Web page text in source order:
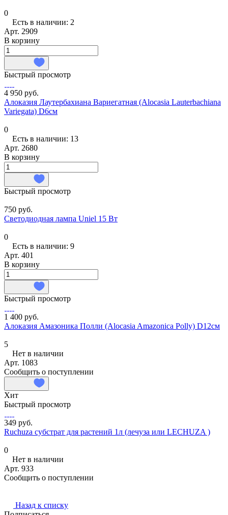
0
Есть в наличии: 2
Арт. 2909
В корзину
Быстрый просмотр
4 950 руб.
Алоказия Лаутербахиана Вариегатная (Alocasia Lauterbachiana
Variegata) D6см
0
Есть в наличии: 13
Арт. 2680
В корзину
Быстрый просмотр
750 руб.
Светодиодная лампа Uniel 15 Вт
0
Есть в наличии: 9
Арт. 401
В корзину
Быстрый просмотр
1 400 руб.
Алоказия Амазоника Полли (Alocasia Amazonica Polly) D12см
5
Нет в наличии
Арт. 1083
Сообщить о поступлении
Хит
Быстрый просмотр
349 руб.
Ruchuza субстрат для растений 1л (лечуза или LECHUZA )
0
Нет в наличии
Арт. 933
Сообщить о поступлении
Назад к списку